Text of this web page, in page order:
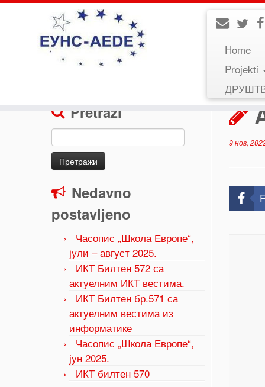
Home
Projekti
AEDE Canarias
Pretraži
Претрага
за:
Nedavno
postavljeno
Часопис „Школа Европе“,
јули – август 2025.
ИКТ Билтен 572 са
актуелним ИКТ вестима.
ИКТ Билтен бр.571 са
актуелним вестима из
информатике
Часопис „Школа Европе“,
јун 2025.
ИКТ билтен 570
9 нов,